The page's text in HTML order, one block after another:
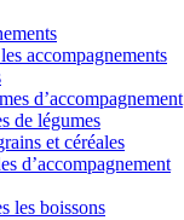
accompagnements
d’accompagnement
de légumes
et céréales
d’accompagnement
les boissons